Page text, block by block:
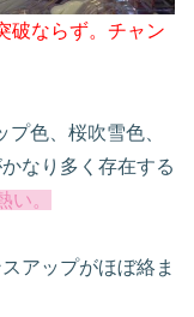
破ならず。チャン
色、桜吹雪色、
なり多く存在する
い。
アップがほぼ絡ま